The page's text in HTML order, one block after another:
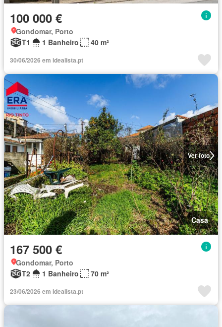
100 000 €
Gondomar, Porto
T1
1 Banheiro 40 m²
30/06/2026 em idealista.pt
Ver foto
Casa
167 500 €
Gondomar, Porto
T2
1 Banheiro 70 m²
23/06/2026 em idealista.pt